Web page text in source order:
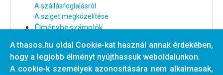
A szállásfoglalásról
A sziget megközelítése
Élménybeszámolók
Egyéb élménybeszámolók
Thassos rajongók találkozói
Webkamera a Golden Beach-ről
A thasos.hu oldal Cookie-kat használ annak érdekében,
hogy a legjobb élményt nyújthassuk weboldalunkon.
A cookie-k személyek azonosítására nem alkalmasak,